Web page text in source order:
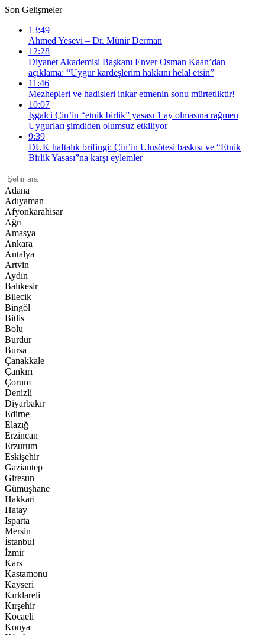
Son Gelişmeler
13:49
Ahmed Yesevi – Dr. Münir Derman
12:28
Diyanet Akademisi Başkanı Enver Osman Kaan’dan
açıklama: “Uygur kardeşlerim hakkını helal etsin”
11:46
Mezhepleri ve hadisleri inkar etmenin sonu mürtetliktir!
10:07
İşgalci Çin’in “etnik birlik” yasası 1 ay olmasına rağmen
Uygurları şimdiden olumsuz etkiliyor
9:39
DUK haftalık brifingi: Çin’in Ulusötesi baskısı ve “Etnik
Birlik Yasası”na karşı eylemler
Adana
Adıyaman
Afyonkarahisar
Ağrı
Amasya
Ankara
Antalya
Artvin
Aydın
Balıkesir
Bilecik
Bingöl
Bitlis
Bolu
Burdur
Bursa
Çanakkale
Çankırı
Çorum
Denizli
Diyarbakır
Edirne
Elazığ
Erzincan
Erzurum
Eskişehir
Gaziantep
Giresun
Gümüşhane
Hakkari
Hatay
Isparta
Mersin
İstanbul
İzmir
Kars
Kastamonu
Kayseri
Kırklareli
Kırşehir
Kocaeli
Konya